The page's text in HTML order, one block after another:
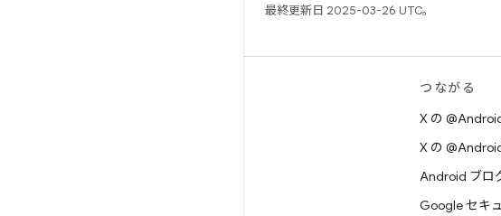
最終更新日 2025-03-26 UTC。
つながる
X の
X の
Android ブロ
Google セキ